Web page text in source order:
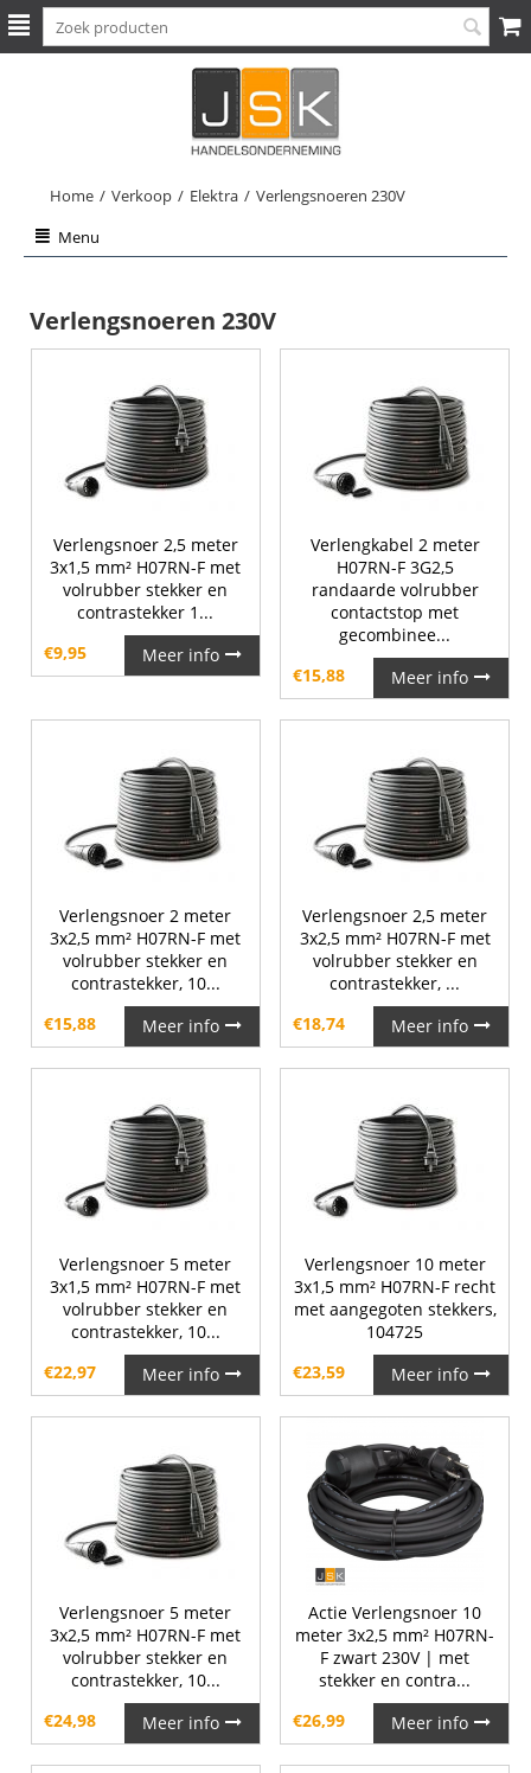
Home / Verkoop / Elektra / Verlengsnoeren 230V
Menu
Verlengsnoeren 230V
Verlengsnoer 2,5 meter
3x1,5 mm² H07RN-F met
volrubber stekker en
contrastekker 1...
€9,95 Meer info
Verlengkabel 2 meter
H07RN-F 3G2,5
randaarde volrubber
contactstop met
gecombinee...
€15,88 Meer info
Verlengsnoer 2 meter
3x2,5 mm² H07RN-F met
volrubber stekker en
contrastekker, 10...
€15,88 Meer info
Verlengsnoer 2,5 meter
3x2,5 mm² H07RN-F met
volrubber stekker en
contrastekker, ...
€18,74 Meer info
Verlengsnoer 5 meter
3x1,5 mm² H07RN-F met
volrubber stekker en
contrastekker, 10...
€22,97 Meer info
Verlengsnoer 10 meter
3x1,5 mm² H07RN-F recht
met aangegoten stekkers,
104725
€23,59 Meer info
Verlengsnoer 5 meter
3x2,5 mm² H07RN-F met
volrubber stekker en
contrastekker, 10...
€24,98 Meer info
Actie Verlengsnoer 10
meter 3x2,5 mm² H07RN-
F zwart 230V | met
stekker en contra...
€26,99 Meer info